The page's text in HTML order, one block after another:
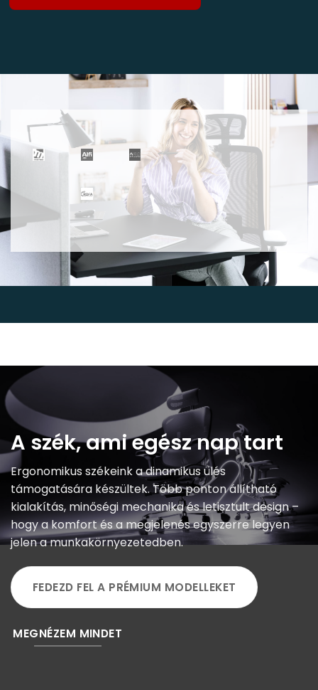
A szék, ami egész nap tart
Ergonomikus székeink a dinamikus ülés
támogatására készültek. Több ponton állítható
kialakítás, minőségi mechanika és letisztult design –
hogy a komfort és a megjelenés egyszerre legyen
jelen a munkakörnyezetedben.
FEDEZD FEL A PRÉMIUM MODELLEKET
MEGNÉZEM MINDET